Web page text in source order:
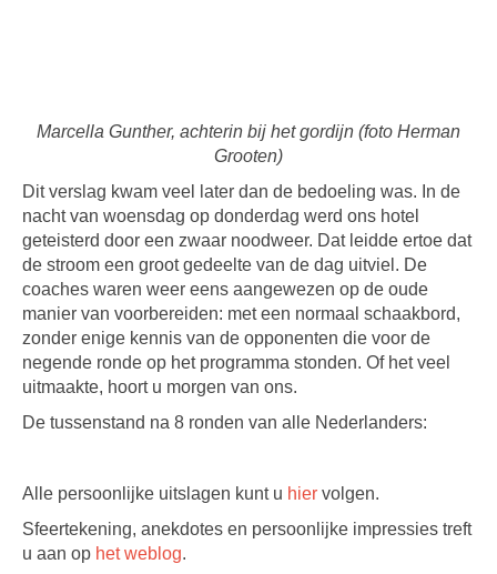
Marcella Gunther, achterin bij het gordijn (foto Herman
Grooten)
Dit verslag kwam veel later dan de bedoeling was. In de
nacht van woensdag op donderdag werd ons hotel
geteisterd door een zwaar noodweer. Dat leidde ertoe dat
de stroom een groot gedeelte van de dag uitviel. De
coaches waren weer eens aangewezen op de oude
manier van voorbereiden: met een normaal schaakbord,
zonder enige kennis van de opponenten die voor de
negende ronde op het programma stonden. Of het veel
uitmaakte, hoort u morgen van ons.
De tussenstand na 8 ronden van alle Nederlanders:
Alle persoonlijke uitslagen kunt u hier volgen.
Sfeertekening, anekdotes en persoonlijke impressies treft
u aan op het weblog.